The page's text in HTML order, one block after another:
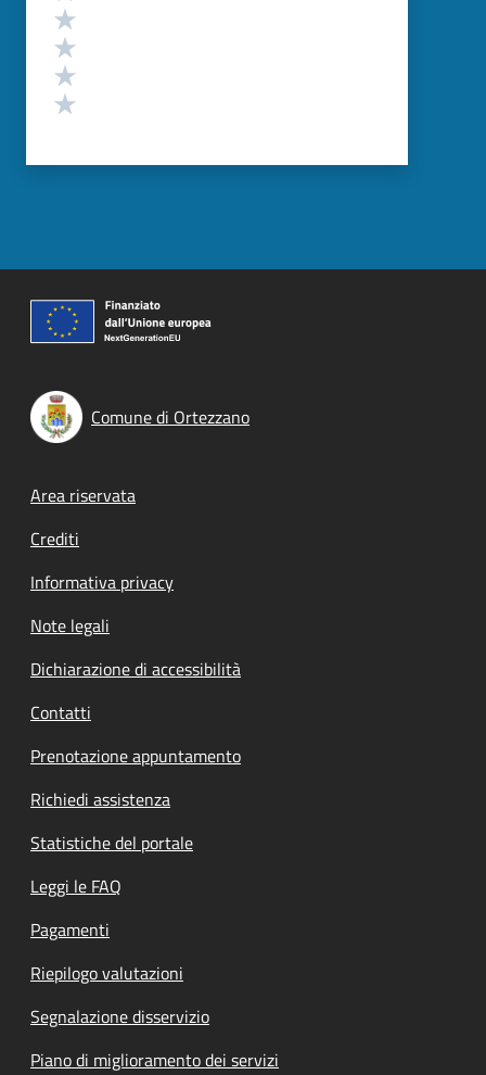
Comune di Ortezzano
Footer menu
Area riservata
Crediti
Informativa privacy
Note legali
Dichiarazione di accessibilità
Contatti
Prenotazione appuntamento
Richiedi assistenza
Statistiche del portale
Leggi le FAQ
Pagamenti
Riepilogo valutazioni
Segnalazione disservizio
Piano di miglioramento dei servizi